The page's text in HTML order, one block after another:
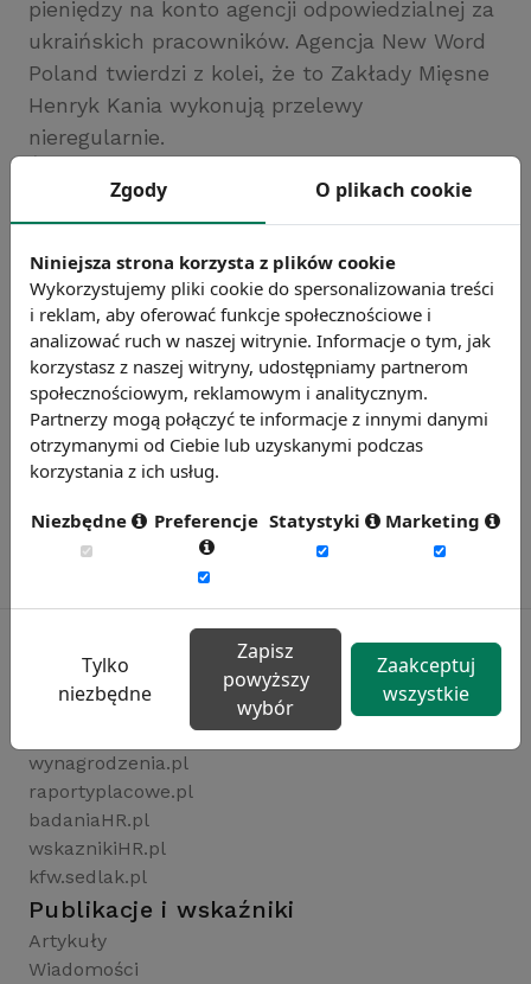
pieniędzy na konto agencji odpowiedzialnej za
ukraińskich pracowników. Agencja New Word
Poland twierdzi z kolei, że to Zakłady Mięsne
Henryk Kania wykonują przelewy
nieregularnie.
Chcesz wiedzieć więcej?
Rynekpracy.pl
wynagrodzenia.pl
raportyplacowe.pl
badaniaHR.pl
wskaznikiHR.pl
kfw.sedlak.pl
Publikacje i wskaźniki
Artykuły
Wiadomości
Zgody O plikach cookie
Niniejsza strona korzysta z plików cookie
Wykorzystujemy pliki cookie do spersonalizowania treści
i reklam, aby oferować funkcje społecznościowe i
analizować ruch w naszej witrynie. Informacje o tym, jak
korzystasz z naszej witryny, udostępniamy partnerom
społecznościowym, reklamowym i analitycznym.
Partnerzy mogą połączyć te informacje z innymi danymi
otrzymanymi od Ciebie lub uzyskanymi podczas
korzystania z ich usług.
Niezbędne Preferencje Statystyki Marketing
Tylko
niezbędne
Zapisz
powyższy
wybór
Zaakceptuj
wszystkie